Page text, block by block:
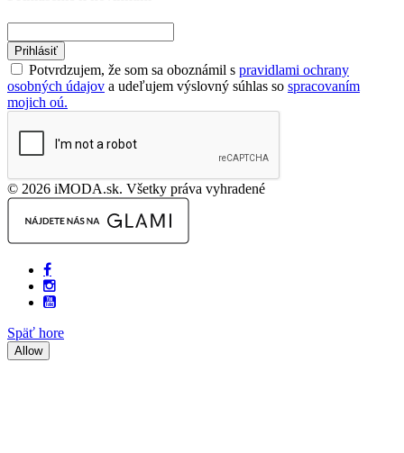
Prihlásiť
Potvrdzujem, že som sa oboznámil s pravidlami ochrany
osobných údajov a udeľujem výslovný súhlas so spracovaním
mojich oú.
© 2026 iMODA.sk. Všetky práva vyhradené
Späť hore
Allow